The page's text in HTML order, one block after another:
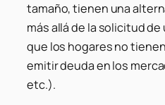
tamaño, tienen una
más allá de la solicitud
que los hogares no
emitir deuda en los
etc.).